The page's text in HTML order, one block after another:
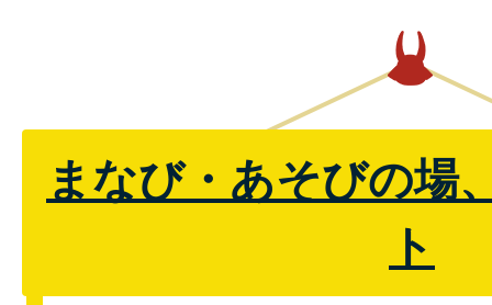
まなび・あそびの場
ト